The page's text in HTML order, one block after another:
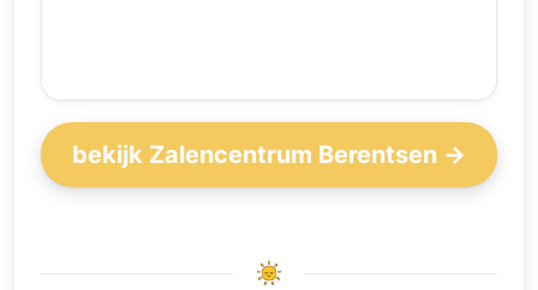
bekijk Zalencentrum Berentsen →